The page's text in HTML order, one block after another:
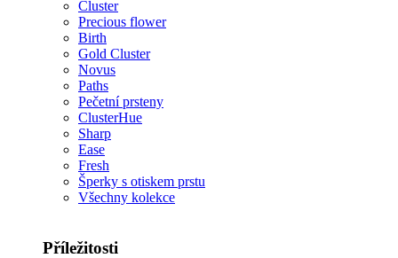
Cluster
Precious flower
Birth
Gold Cluster
Novus
Paths
Pečetní prsteny
ClusterHue
Sharp
Ease
Fresh
Šperky s otiskem prstu
Všechny kolekce
Příležitosti